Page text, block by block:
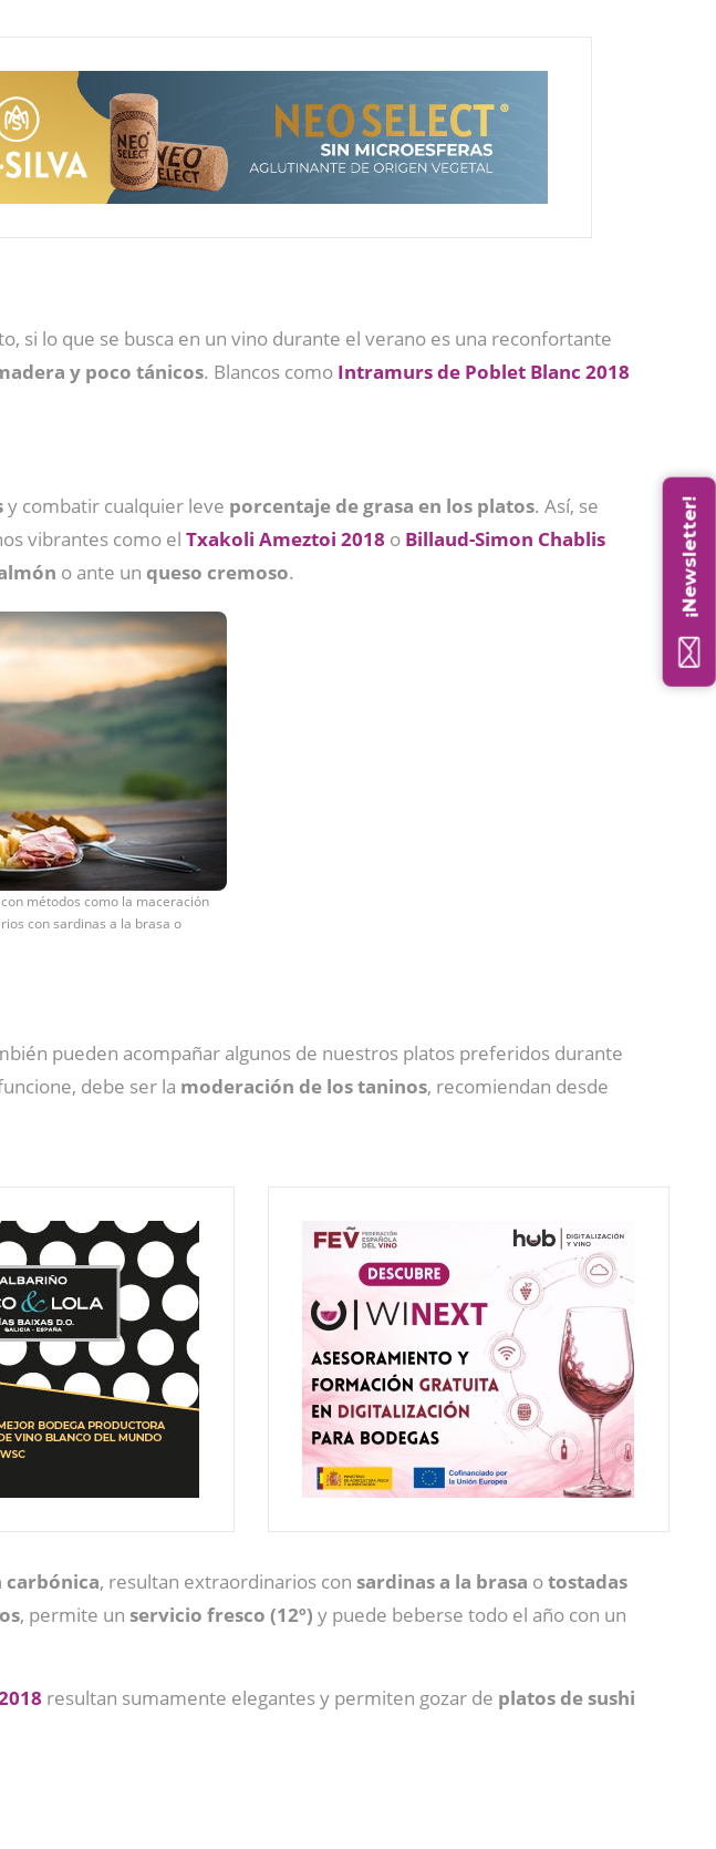
si lo que se busca en un vino durante el verano es una reconfortante
y poco tánicos. Blancos como Intramurs de Poblet Blanc 2018
y combatir cualquier leve porcentaje de grasa en los platos. Así, se
vibrantes como el Txakoli Ameztoi 2018 o Billaud-Simon Chablis
o ante un queso cremoso.
métodos como la maceración
con sardinas a la brasa o
pueden acompañar algunos de nuestros platos preferidos durante
debe ser la moderación de los taninos, recomiendan desde
carbónica, resultan extraordinarios con sardinas a la brasa otostadas
, permite un servicio fresco (12º) y puede beberse todo el año con un
resultan sumamente elegantes y permiten gozar de platos de sushi
¡Newsletter!